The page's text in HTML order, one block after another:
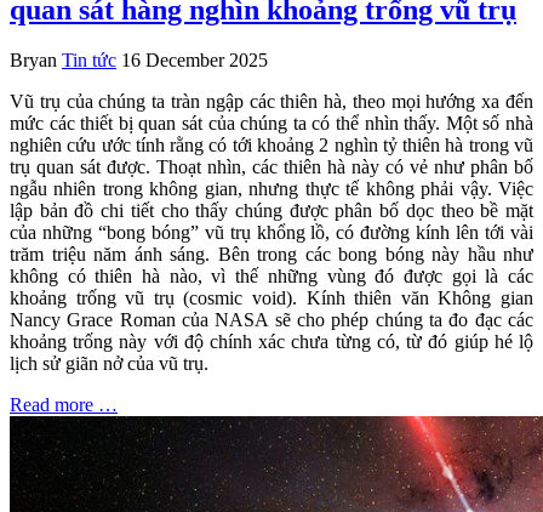
quan sát hàng nghìn khoảng trống vũ trụ
Bryan Tin tức 16 December 2025
Vũ trụ của chúng ta tràn ngập các thiên hà, theo mọi hướng xa đến
mức các thiết bị quan sát của chúng ta có thể nhìn thấy. Một số nhà
nghiên cứu ước tính rằng có tới khoảng 2 nghìn tỷ thiên hà trong vũ
trụ quan sát được. Thoạt nhìn, các thiên hà này có vẻ như phân bố
ngẫu nhiên trong không gian, nhưng thực tế không phải vậy. Việc
lập bản đồ chi tiết cho thấy chúng được phân bố dọc theo bề mặt
của những “bong bóng” vũ trụ khổng lồ, có đường kính lên tới vài
trăm triệu năm ánh sáng. Bên trong các bong bóng này hầu như
không có thiên hà nào, vì thế những vùng đó được gọi là các
khoảng trống vũ trụ (cosmic void). Kính thiên văn Không gian
Nancy Grace Roman của NASA sẽ cho phép chúng ta đo đạc các
khoảng trống này với độ chính xác chưa từng có, từ đó giúp hé lộ
lịch sử giãn nở của vũ trụ.
Read more …